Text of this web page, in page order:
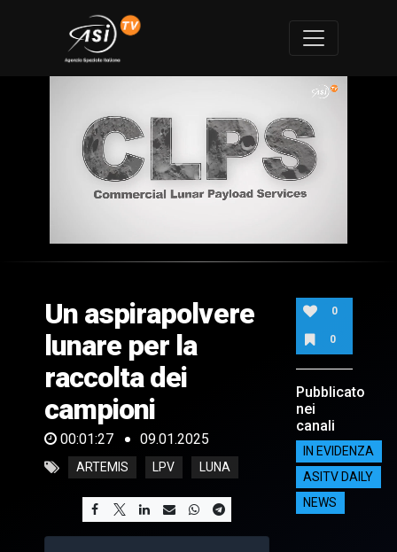
of
27
seconds
Un aspirapolvere
lunare per la
raccolta dei
campioni
00:01:27 09.01.2025
ARTEMIS LPV LUNA
0
0
Pubblicato
nei
canali
IN EVIDENZA
ASITV DAILY
NEWS